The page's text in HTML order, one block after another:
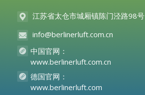
江苏省太仓市城厢镇陈门泾路98号
info@berlinerluft.com.cn
中国官网：
www.berlinerluft.com.cn
德国官网：
www.berlinerluft.com